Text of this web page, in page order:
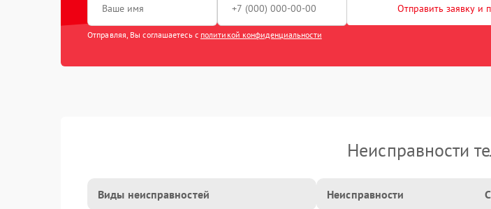
Отправить заявку и
Отправляя, Вы соглашаетесь с политикой конфиденциальности
Неисправности
Виды неисправностей Неисправности